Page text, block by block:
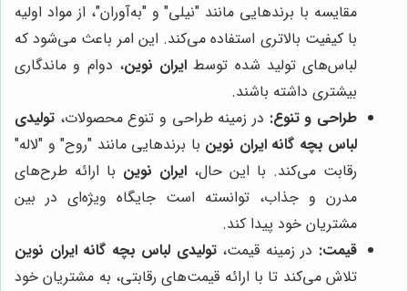
مقایسه با برندهایی مانند "نیلی" و "به‌آوران"، از مواد اولیه
با کیفیت بالاتری استفاده می‌کند. این امر باعث می‌شود که
لباس‌های تولید شده توسط ایران نوین، دوام و ماندگاری
بیشتری داشته باشند.
طراحی و تنوع: در زمینه طراحی و تنوع محصولات، تولیدی
لباس بچه گانه ایران نوین با برندهایی مانند "روح" و "لاله"
رقابت می‌کند. با این حال، ایران نوین با ارائه طرح‌های
مدرن و جذاب، توانسته است جایگاه ویژه‌ای در بین
مشتریان خود پیدا کند.
قیمت: در زمینه قیمت،تولیدی لباس بچه گانه ایران نوین
تلاش می‌کند تا با ارائه قیمت‌های رقابتی، به مشتریان خود